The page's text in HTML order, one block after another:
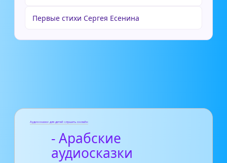
Первые стихи Сергея Есенина
Аудиосказки для детей слушать онлайн
- Арабские
аудиосказки